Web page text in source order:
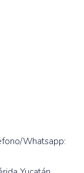
Whatsapp: